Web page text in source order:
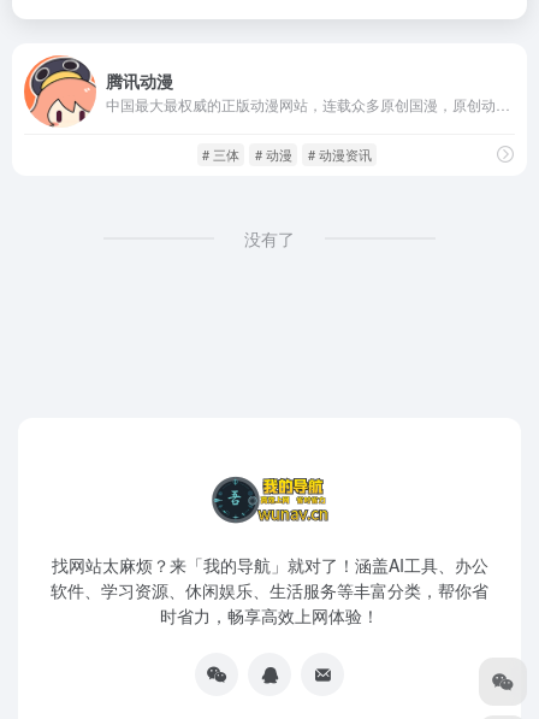
腾讯动漫
# 三体 # 动漫 # 动漫资讯
没有了
找网站太麻烦？来「我的导航」就对了！涵盖AI工具、办公
软件、学习资源、休闲娱乐、生活服务等丰富分类，帮你省
时省力，畅享高效上网体验！